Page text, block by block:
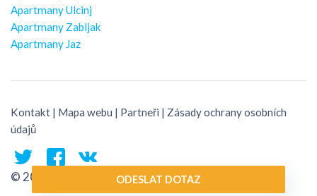
ODESLAT DOTAZ
Apartmany Ulcinj
Apartmany Zabljak
Apartmany Jaz
Kontakt | Mapa webu | Partneři | Zásady ochrany osobních
údajů
© 2026 Montenegro Traveler